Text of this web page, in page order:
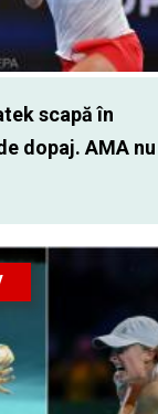
scapă în
dopaj. AMA nu